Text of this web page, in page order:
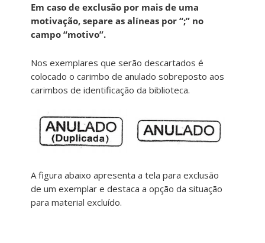
Em caso de exclusão por mais de uma
motivação, separe as alíneas por “;” no
campo “motivo”.
Nos exemplares que serão descartados é
colocado o carimbo de anulado sobreposto aos
carimbos de identificação da biblioteca.
A figura abaixo apresenta a tela para exclusão
de um exemplar e destaca a opção da situação
para material excluído.